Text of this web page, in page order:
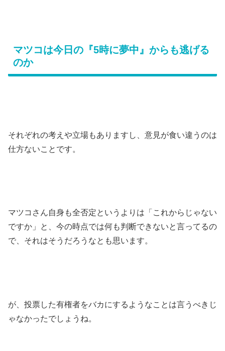
マツコは今日の『5時に夢中』からも逃げる
のか
それぞれの考えや立場もありますし、意見が食い違うのは
仕方ないことです。
マツコさん自身も全否定というよりは「これからじゃない
ですか」と、今の時点では何も判断できないと言ってるの
で、それはそうだろうなとも思います。
が、投票した有権者をバカにするようなことは言うべきじ
ゃなかったでしょうね。